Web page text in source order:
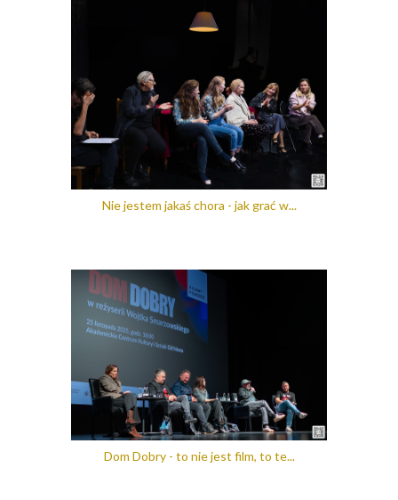
Nie jestem jakaś chora - jak grać w...
Dom Dobry - to nie jest film, to te...